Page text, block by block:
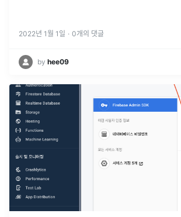
2022년 1월 1일 · 0개의 댓글
by hee09